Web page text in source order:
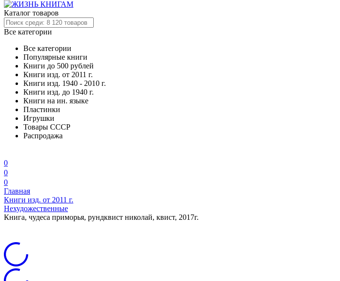
Каталог товаров
Все категории
Все категории
Популярные книги
Книги до 500 рублей
Книги изд. от 2011 г.
Книги изд. 1940 - 2010 г.
Книги изд. до 1940 г.
Книги на ин. языке
Пластинки
Игрушки
Товары СССР
Распродажа
0
0
0
Главная
Книги изд. от 2011 г.
Нехудожественные
Книга, чудеса приморья, рундквист николай, квист, 2017г.